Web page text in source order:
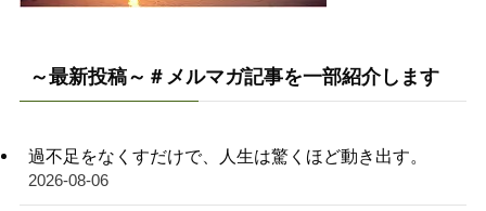
～最新投稿～＃メルマガ記事を一部紹介します
過不足をなくすだけで、人生は驚くほど動き出す。
2026-08-06